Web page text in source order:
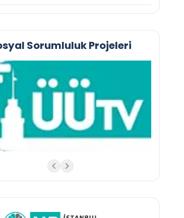
Sorumluluk Projeleri